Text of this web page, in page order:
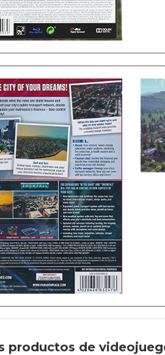
productos de